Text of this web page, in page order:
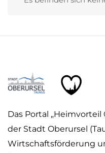
Das Portal „Heimvorteil
der Stadt Oberursel
Wirtschaftsförderung